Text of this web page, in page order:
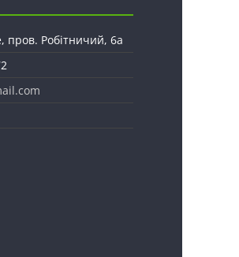
пров. Робітничий, 6а